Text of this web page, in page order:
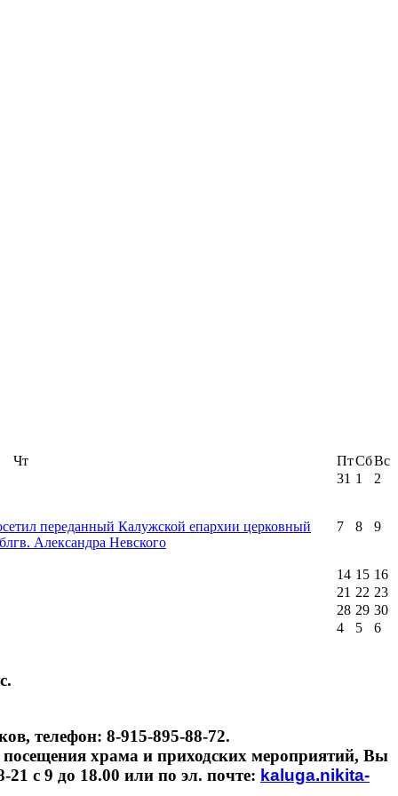
Чт ПтСбВс
31 1 2
переданный Калужской епархии церковный
Александра Невского
7 8 9
14 15 16
21 22 23
28 29 30
4 5 6
телефон: 8-915-895-88-72.
храма и приходских мероприятий, Вы
с 9 до 18.00 или по эл. почте: kaluga.nikita-